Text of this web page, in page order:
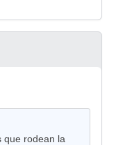
que rodean la